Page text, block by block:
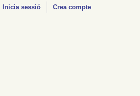
Inicia sessió Crea compte